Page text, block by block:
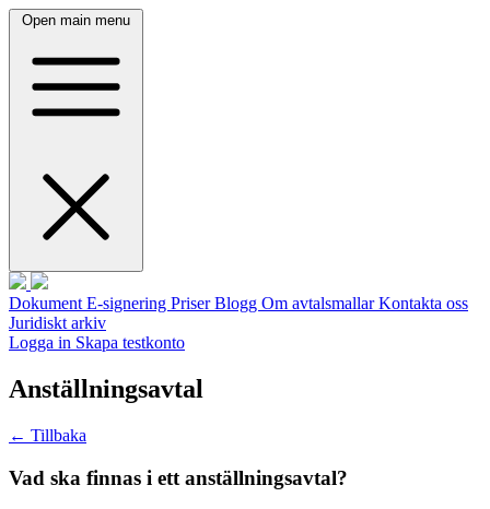
Open main menu
Dokument E-signering PriserBlogg Om avtalsmallarKontakta oss
Juridiskt arkiv
Logga in Skapa testkonto
Anställningsavtal
← Tillbaka
Vad ska finnas i ett anställningsavtal?